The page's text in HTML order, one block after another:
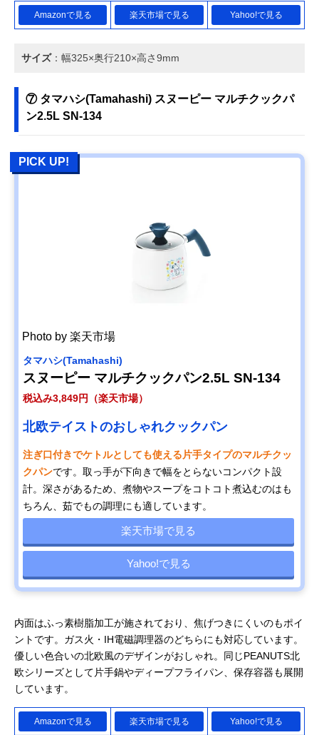
Amazonで見る 楽天市場で見る Yahoo!で見る
サイズ：幅325×奥行210×高さ9mm
⑦ タマハシ(Tamahashi) スヌーピー マルチクックパ
ン2.5L SN-134
PICK UP!
Photo by 楽天市場
タマハシ(Tamahashi)
スヌーピー マルチクックパン2.5L SN-134
税込み3,849円（楽天市場）
北欧テイストのおしゃれクックパン
注ぎ口付きでケトルとしても使える片手タイプのマルチクッ
クパンです。取っ手が下向きで幅をとらないコンパクト設
計。深さがあるため、煮物やスープをコトコト煮込むのはも
ちろん、茹でもの調理にも適しています。
楽天市場で見る
Yahoo!で見る
内面はふっ素樹脂加工が施されており、焦げつきにくいのもポイ
ントです。ガス火・IH電磁調理器のどちらにも対応しています。
優しい色合いの北欧風のデザインがおしゃれ。同じPEANUTS北
欧シリーズとして片手鍋やディープフライパン、保存容器も展開
しています。
Amazonで見る 楽天市場で見る Yahoo!で見る